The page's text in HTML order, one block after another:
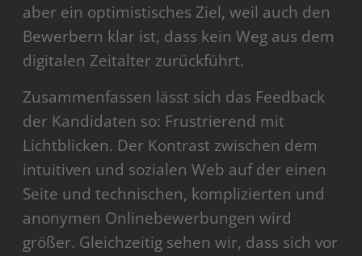
aber ein optimistisches Ziel, weil auch den
Bewerbern klar ist, dass kein Weg aus dem
digitalen Zeitalter zurückführt.
Zusammenfassen lässt sich das Feedback
der Kandidaten so: Frustrierend mit
Lichtblicken. Der Kontrast zwischen dem
intuitiven und sozialen Web auf der einen
Seite und technischen, komplizierten und
anonymen Onlinebewerbungen wird
größer. Gleichzeitig sehen wir, dass sich vor